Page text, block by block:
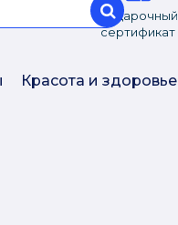
Подарочный
сертификат
Красота и здоровье